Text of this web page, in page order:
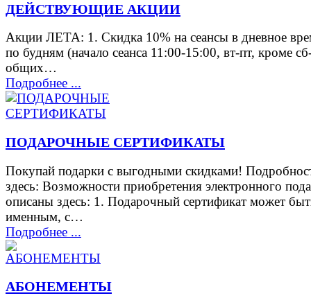
ДЕЙСТВУЮЩИЕ АКЦИИ
Акции ЛЕТА: 1. Скидка 10% на сеансы в дневное
по будням (начало сеанса 11:00-15:00, вт-пт, кроме
общих…
Подробнее ...
ПОДАРОЧНЫЕ СЕРТИФИКАТЫ
Покупай подарки с выгодными скидками!
здесь: Возможности приобретения электронного
описаны здесь: 1. Подарочный сертификат может
именным, с…
Подробнее ...
АБОНЕМЕНТЫ